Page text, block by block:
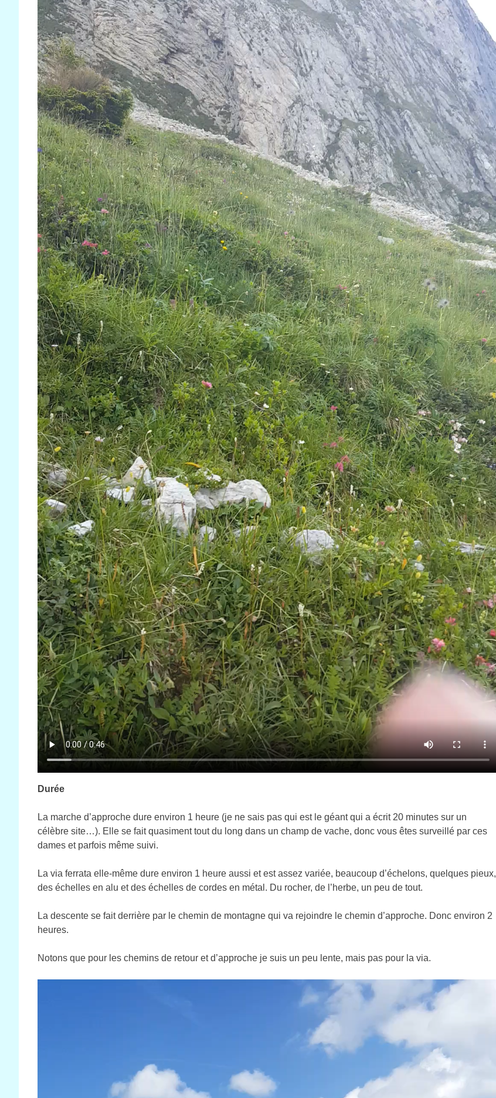
Durée
La marche d’approche dure environ 1 heure (je ne sais pas qui est le géant qui a écrit 20 minutes sur un
célèbre site…). Elle se fait quasiment tout du long dans un champ de vache, donc vous êtes surveillé par ces
dames et parfois même suivi.
La via ferrata elle-même dure environ 1 heure aussi et est assez variée, beaucoup d’échelons, quelques pieux,
des échelles en alu et des échelles de cordes en métal. Du rocher, de l’herbe, un peu de tout.
La descente se fait derrière par le chemin de montagne qui va rejoindre le chemin d’approche. Donc environ 2
heures.
Notons que pour les chemins de retour et d’approche je suis un peu lente, mais pas pour la via.